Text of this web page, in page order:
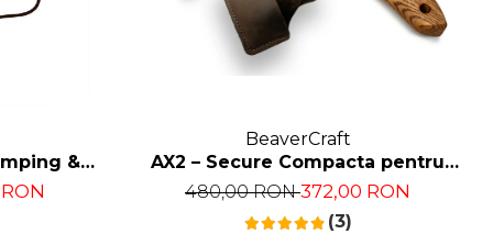
&
Otel
24 cm
BeaverCraft
AX2 – Secure Compacta pentru
Sculptura Lemnului si Diverse
Sarcini, 29.5 cm
480,00 RON372,00 RON
(3)